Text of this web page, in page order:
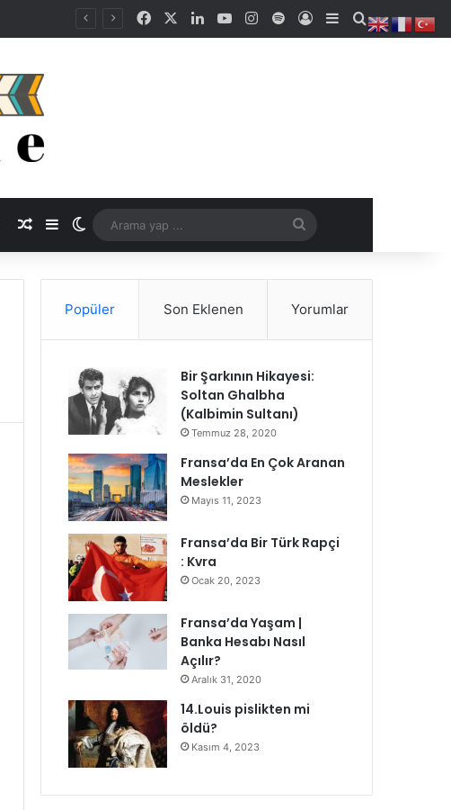
FacebookLinkedInYouTubeInstagram
SpotifyKayıt OlKenar Bölmesi
Arama yap
Rastgele Makale
Kenar Bölmesi
Dış görünümü değiştir
Arama
yap
Popüler Son Eklenen Yorumlar
Bir Şarkının Hikayesi:
Soltan Ghalbha
(Kalbimin Sultanı)
Temmuz 28, 2020
Fransa’da En Çok Aranan
Meslekler
Mayıs 11, 2023
Fransa’da Bir Türk Rapçi
: Kvra
Ocak 20, 2023
Fransa’da Yaşam |
Banka Hesabı Nasıl
Açılır?
Aralık 31, 2020
14.Louis pislikten mi
öldü?
Kasım 4, 2023